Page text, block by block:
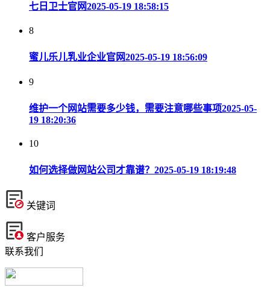
七日卫士官网2025-05-19 18:58:15
8
蜜儿乐儿乳业企业官网2025-05-19 18:56:09
9
维护一个网站需要多少钱，需要注意哪些事项2025-05-
19 18:20:36
10
如何选择做网站公司才靠谱？ 2025-05-19 18:19:48
关键词
客户服务
联系我们